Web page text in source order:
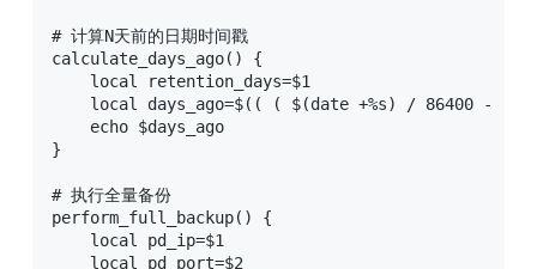
# 计算N天前的日期时间戳
calculate_days_ago() {
    local retention_days=$1
local days_ago=$(( ( $(date +%s) / 86400 -
    echo $days_ago
}
# 执行全量备份
perform_full_backup() {
    local pd_ip=$1
    local pd_port=$2